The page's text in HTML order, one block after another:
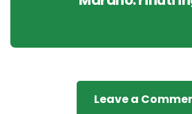
Leave a